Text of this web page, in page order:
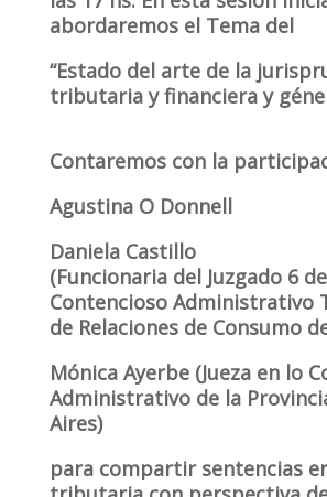
abordaremos el Tema del
“Estado del arte de la
tributaria y financiera y
Contaremos con la
Agustina O Donnell
Daniela Castillo
(Funcionaria del Juzgado 6
Contencioso Administrativo
de Relaciones de Consumo
Mónica Ayerbe (Jueza en lo
Administrativo de la
Aires)
para compartir sentencias